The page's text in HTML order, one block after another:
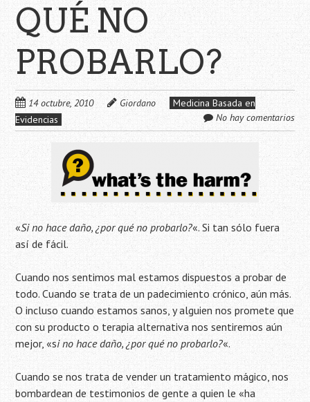
QUÉ NO
PROBARLO?
14 octubre, 2010 Giordano
Medicina Basada en
Evidencias
No hay comentarios
«Si no hace daño, ¿por qué no probarlo?«. Si tan sólo fuera
así de fácil.
Cuando nos sentimos mal estamos dispuestos a probar de
todo. Cuando se trata de un padecimiento crónico, aún más.
O incluso cuando estamos sanos, y alguien nos promete que
con su producto o terapia alternativa nos sentiremos aún
mejor, «si no hace daño, ¿por qué no probarlo?«.
Cuando se nos trata de vender un tratamiento mágico, nos
bombardean de testimonios de gente a quien le «ha